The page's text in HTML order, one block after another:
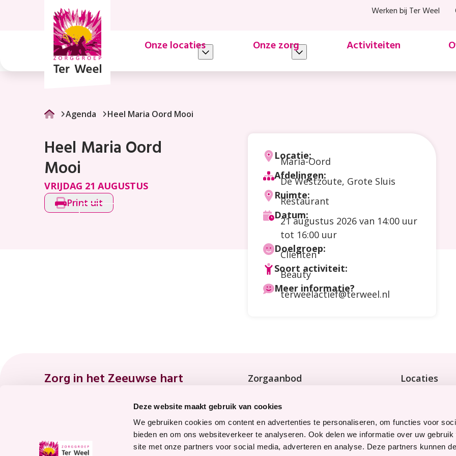
Deze website maakt gebruik van cookies
We gebruiken cookies om content en advertenties te personaliseren, om functies voor
bieden en om ons websiteverkeer te analyseren. Ook delen we informatie over uw gebruik
site met onze partners voor social media, adverteren en analyse. Deze partners kunnen
Werken bij Ter Weel
Onze locaties Onze zorg Activiteiten
Mooi
Agenda Heel Maria Oord Mooi
Heel Maria Oord
Mooi
VRIJDAG 21 AUGUSTUS
Print uit
Locatie:
Maria-Oord
Afdelingen:
De Westzoute, Grote Sluis
Ruimte:
Restaurant
Datum:
21 augustus 2026 van 14:00 uur
tot 16:00 uur
Doelgroep:
Cliënten
Soort activiteit:
Beauty
Meer informatie?
terweelactief@terweel.nl
Zorg in het Zeeuwse hart
8.7
Waardering voor
Zorgaanbod
Tijdelijke zorg
Locaties
Snel naar Werken bij